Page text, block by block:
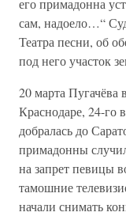
его примадонна
сам, надоело…“
Театра песни, об
под него участок
20 марта Пугачёва
Краснодаре, 24-го
добралась до
примадонны
на запрет певицы
тамошние
начали снимать